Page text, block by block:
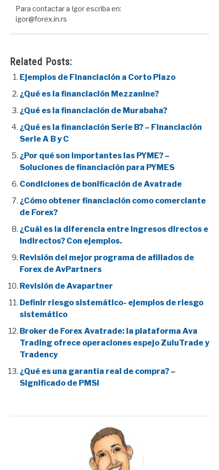
Para contactar a Igor escriba en:
igor@forex.in.rs
Related Posts:
Ejemplos de Financiación a Corto Plazo
¿Qué es la financiación Mezzanine?
¿Qué es la financiación de Murabaha?
¿Qué es la financiación Serie B? – Financiación
Serie A B y C
¿Por qué son importantes las PYME? –
Soluciones de financiación para PYMES
Condiciones de bonificación de Avatrade
¿Cómo obtener financiación como comerciante
de Forex?
¿Cuál es la diferencia entre ingresos directos e
indirectos? Con ejemplos.
Revisión del mejor programa de afiliados de
Forex de AvPartners
Revisión de Avapartner
Definir riesgo sistemático- ejemplos de riesgo
sistemático
Broker de Forex Avatrade: la plataforma Ava
Trading ofrece operaciones espejo ZuluTrade y
Tradency
¿Qué es una garantía real de compra? –
Significado de PMSI